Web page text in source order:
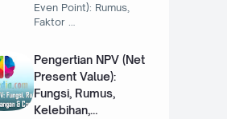
Even Point): Rumus,
Faktor …
Pengertian NPV (Net
Present Value):
Fungsi, Rumus,
Kelebihan,